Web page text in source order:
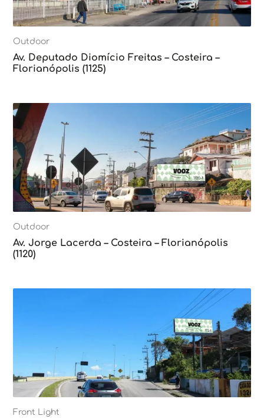
Outdoor
Av. Deputado Diomício Freitas – Costeira –
Florianópolis (1125)
Outdoor
Av. Jorge Lacerda – Costeira – Florianópolis
(1120)
Front Light